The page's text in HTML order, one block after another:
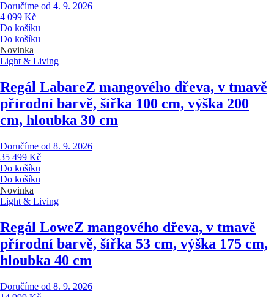
Doručíme od 4. 9. 2026
4 099 Kč
Do košíku
Do košíku
Novinka
Light & Living
Regál LabareZ mangového dřeva, v tmavě
přírodní barvě, šířka 100 cm, výška 200
cm, hloubka 30 cm
Doručíme od 8. 9. 2026
35 499 Kč
Do košíku
Do košíku
Novinka
Light & Living
Regál LoweZ mangového dřeva, v tmavě
přírodní barvě, šířka 53 cm, výška 175 cm,
hloubka 40 cm
Doručíme od 8. 9. 2026